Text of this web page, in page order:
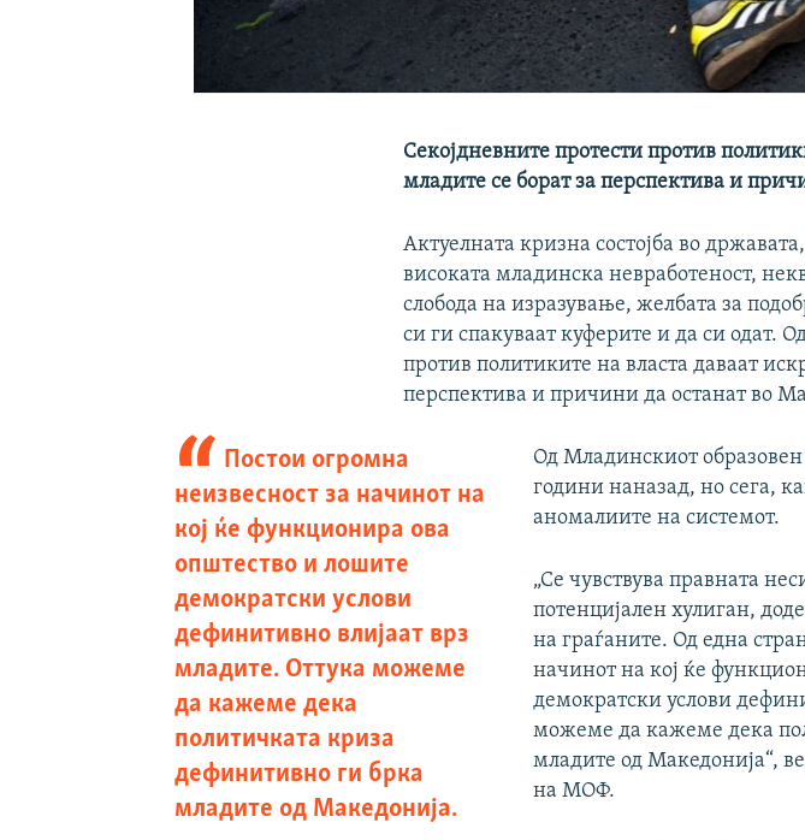
Секојдневните протести против
младите се борат за перспектива и
Актуелната кризна состојба во
високата младинска невработеност,
слобода на изразување, желбата за
си ги спакуваат куферите и да си одат.
против политиките на власта даваат
перспектива и причини да останат во
Постои огромна
неизвесност за начинот на
кој ќе функционира ова
општество и лошите
демократски услови
дефинитивно влијаат врз
младите. Оттука можеме
да кажеме дека
политичката криза
дефинитивно ги брка
младите од Македонија.
Од Младинскиот образовен
години наназад, но сега,
аномалиите на системот.
„Се чувствува правната
потенцијален хулиган,
на граѓаните. Од една
начинот на кој ќе
демократски услови
можеме да кажеме дека
младите од Македонија“,
на МОФ.